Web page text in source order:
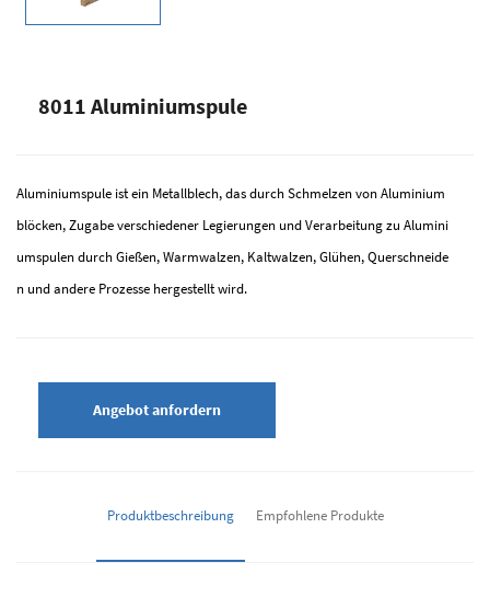
8011 Aluminiumspule
Aluminiumspule ist ein Metallblech, das durch Schmelzen von Aluminium
blöcken, Zugabe verschiedener Legierungen und Verarbeitung zu Alumini
umspulen durch Gießen, Warmwalzen, Kaltwalzen, Glühen, Querschneide
n und andere Prozesse hergestellt wird.
Angebot anfordern
Produktbeschreibung Empfohlene Produkte